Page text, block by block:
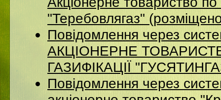
"Теребовлягаз"
Повідомлення через
АКЦІОНЕРНЕ
ГАЗИФІКАЦІЇ
Повідомлення через